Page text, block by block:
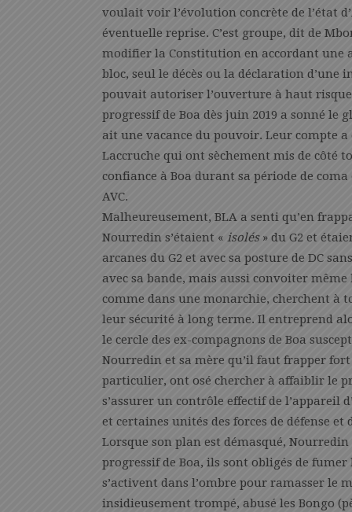
voulait voir l’évolution concrète de l’état
éventuelle reprise. C’est groupe, dit de
modifier la Constitution en accordant une
bloc, seul le décès ou la déclaration d’une
pouvait autoriser l’ouverture à haut
progressif de Boa dès juin 2019 a sonné le
ait une vacance du pouvoir. Leur compte
Laccruche qui ont sèchement mis de côté
confiance à Boa durant sa période de
AVC.
Malheureusement, BLA a senti qu’en
Nourredin s’étaient « isolés» du G2 et
arcanes du G2 et avec sa posture de DC
avec sa bande, mais aussi convoiter même
comme dans une monarchie, cherchent
leur sécurité à long terme. Il entreprend
le cercle des ex-compagnons de Boa
Nourredin et sa mère qu’il faut frapper
particulier, ont osé chercher à affaiblir le
s’assurer un contrôle effectif de
et certaines unités des forces de défense et
Lorsque son plan est démasqué,
progressif de Boa, ils sont obligés de
s’activent dans l’ombre pour ramasser le
insidieusement trompé, abusé les Bongo